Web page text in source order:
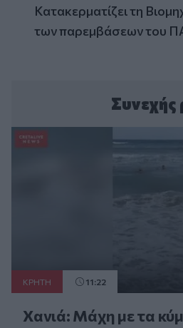
Κατακερματίζει τη
των παρεμβάσεων του
Συνεχής
ΚΡΗΤΗ 11:22
Χανιά: Μάχη με τα